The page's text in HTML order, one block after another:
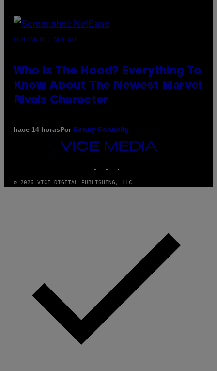
SCREENSHOT: NETEASE
Who Is The Hood? Everything To
Know About The Newest Marvel
Rivals Character
hace 14 horasPor Denny Connolly
VICE
MEDIA
© 2026 VICE DIGITAL PUBLISHING, LLC